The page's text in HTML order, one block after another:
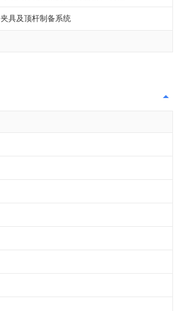
夹具及顶杆制备系统